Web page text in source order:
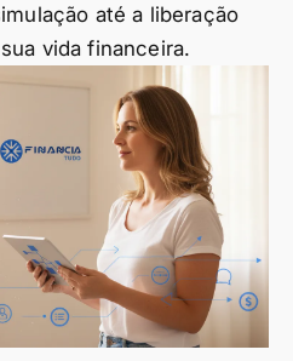
até a liberação
vida financeira.